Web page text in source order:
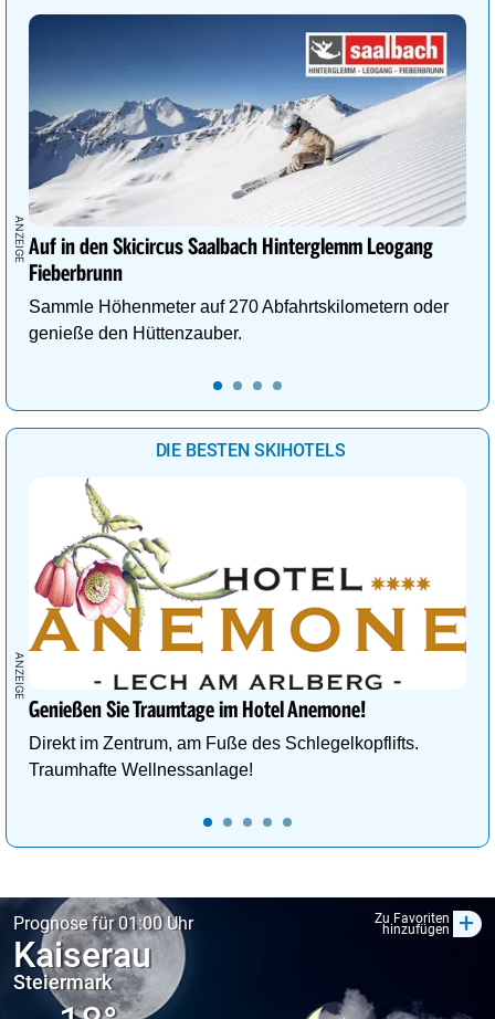
Auf in den Skicircus Saalbach Hinterglemm Leogang
Fieberbrunn
Sammle Höhenmeter auf 270 Abfahrtskilometern oder
genieße den Hüttenzauber.
DIE BESTEN SKIHOTELS
Genießen Sie Traumtage im Hotel Anemone!
Direkt im Zentrum, am Fuße des Schlegelkopflifts.
Traumhafte Wellnessanlage!
Prognose für 01:00 Uhr Zu Favoriten
hinzufügen +
Kaiserau
Steiermark